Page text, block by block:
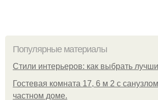
Популярные материалы
Стили интерьеров: как выбрать
Гостевая комната 17, 6 м 2 с
частном доме.